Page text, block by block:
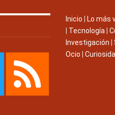
Inicio Lo más
Tecnología
Investigación
Ocio